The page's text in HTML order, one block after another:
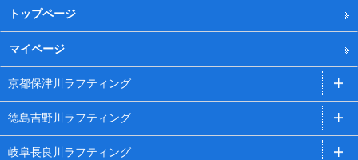
トップページ
マイページ
京都保津川ラフティング
徳島吉野川ラフティング
岐阜長良川ラフティング